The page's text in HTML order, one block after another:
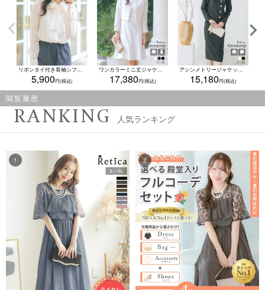
リボンタイ付き長袖シフォンフォーマルブラウス(Mサイズ) (アイボリー/ブラック/ピンクベージュ)
5,900
ワンカラーミニ丈ジャケットセットパネルラインワンピースセレモニースーツ (S～XXLサイズ) (ホワイト/ネイビー/ブラック)
17,380
アシンメトリージャケットゴールドボタン付き2点セットアップスカートセレモニースーツ (Sサイズ～XLサイズ) (クリーム/ブラック)
15,180
閲覧履歴
RANKING 人気ランキング